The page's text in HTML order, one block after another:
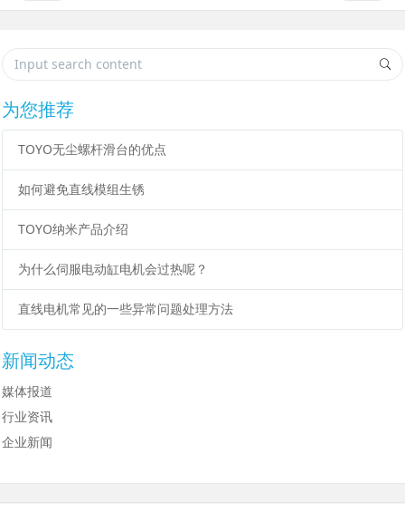
为您推荐
TOYO无尘螺杆滑台的优点
如何避免直线模组生锈
TOYO纳米产品介绍
为什么伺服电动缸电机会过热呢？
直线电机常见的一些异常问题处理方法
新闻动态
媒体报道
行业资讯
企业新闻